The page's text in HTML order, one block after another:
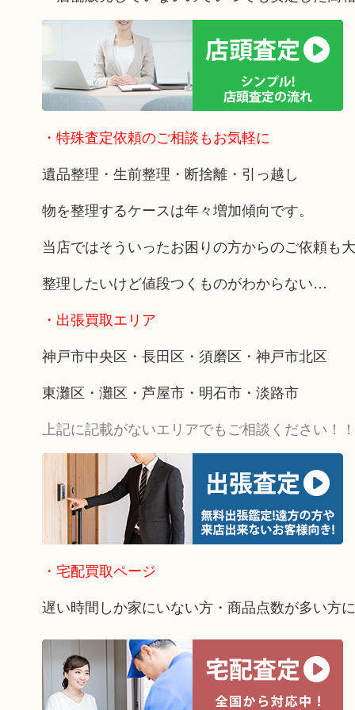
・特殊査定依頼のご相談もお気軽に
遺品整理・生前整理・断捨離・引っ越し
物を整理するケースは年々増加傾向です。
当店ではそういったお困りの方からのご依頼も大
整理したいけど値段つくものがわからない…
・出張買取エリア
神戸市中央区・長田区・須磨区・神戸市北区
東灘区・灘区・芦屋市・明石市・淡路市
上記に記載がないエリアでもご相談ください！！
・宅配買取ページ
遅い時間しか家にいない方・商品点数が多い方